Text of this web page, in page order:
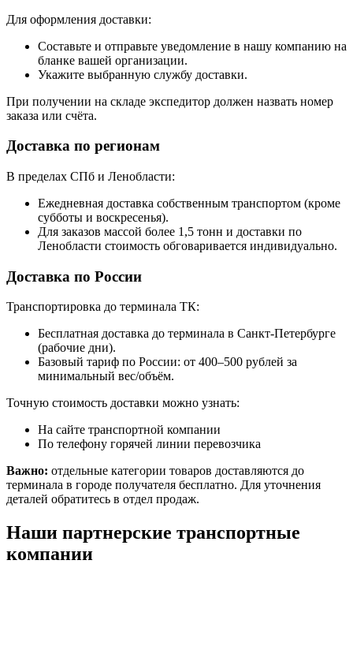
Для оформления доставки:
Составьте и отправьте уведомление в нашу компанию на
бланке вашей организации.
Укажите выбранную службу доставки.
При получении на складе экспедитор должен назвать номер
заказа или счёта.
Доставка по регионам
В пределах СПб и Ленобласти:
Ежедневная доставка собственным транспортом (кроме
субботы и воскресенья).
Для заказов массой более 1,5 тонн и доставки по
Ленобласти стоимость обговаривается индивидуально.
Доставка по России
Транспортировка до терминала ТК:
Бесплатная доставка до терминала в Санкт-Петербурге
(рабочие дни).
Базовый тариф по России: от 400–500 рублей за
минимальный вес/объём.
Точную стоимость доставки можно узнать:
На сайте транспортной компании
По телефону горячей линии перевозчика
Важно: отдельные категории товаров доставляются до
терминала в городе получателя бесплатно. Для уточнения
деталей обратитесь в отдел продаж.
Наши партнерские транспортные
компании